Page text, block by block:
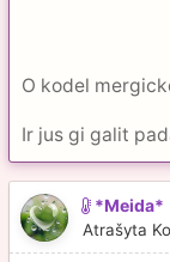
O kodel
Ir jus gi galit
*Meida*
Atrašyta